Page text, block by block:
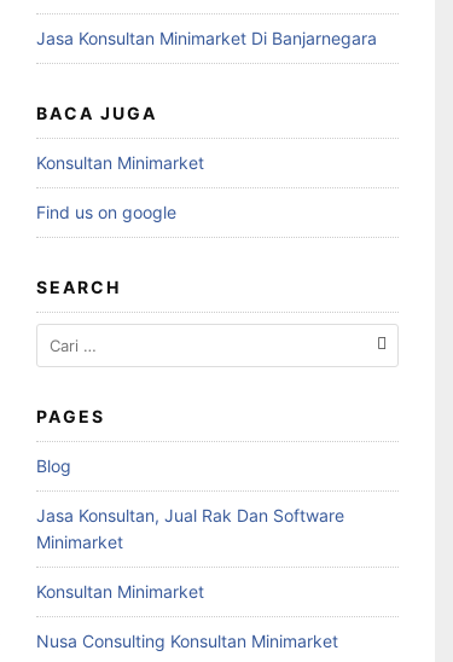
Jasa Konsultan Minimarket Di Banjarnegara
BACA JUGA
Konsultan Minimarket
Find us on google
SEARCH
Cari
untuk:
PAGES
Blog
Jasa Konsultan, Jual Rak Dan Software
Minimarket
Konsultan Minimarket
Nusa Consulting Konsultan Minimarket